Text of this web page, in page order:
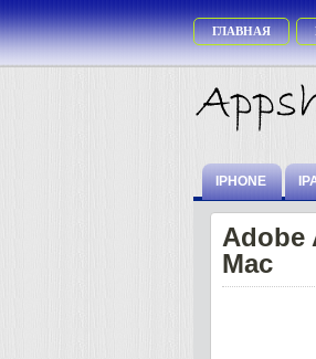
ГЛАВНАЯ
IPHONE
Adobe
Mac